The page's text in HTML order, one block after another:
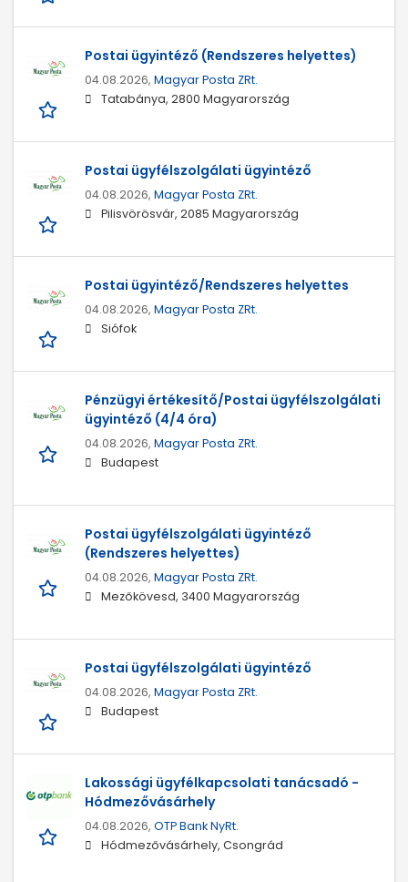
Postai ügyintéző (Rendszeres helyettes)
04.08.2026, Magyar Posta ZRt.
Tatabánya, 2800 Magyarország
Postai ügyfélszolgálati ügyintéző
04.08.2026, Magyar Posta ZRt.
Pilisvörösvár, 2085 Magyarország
Postai ügyintéző/Rendszeres helyettes
04.08.2026, Magyar Posta ZRt.
Siófok
Pénzügyi értékesítő/Postai ügyfélszolgálati
ügyintéző (4/4 óra)
04.08.2026, Magyar Posta ZRt.
Budapest
Postai ügyfélszolgálati ügyintéző
(Rendszeres helyettes)
04.08.2026, Magyar Posta ZRt.
Mezőkövesd, 3400 Magyarország
Postai ügyfélszolgálati ügyintéző
04.08.2026, Magyar Posta ZRt.
Budapest
Lakossági ügyfélkapcsolati tanácsadó -
Hódmezővásárhely
04.08.2026, OTP Bank NyRt.
Hódmezővásárhely, Csongrád